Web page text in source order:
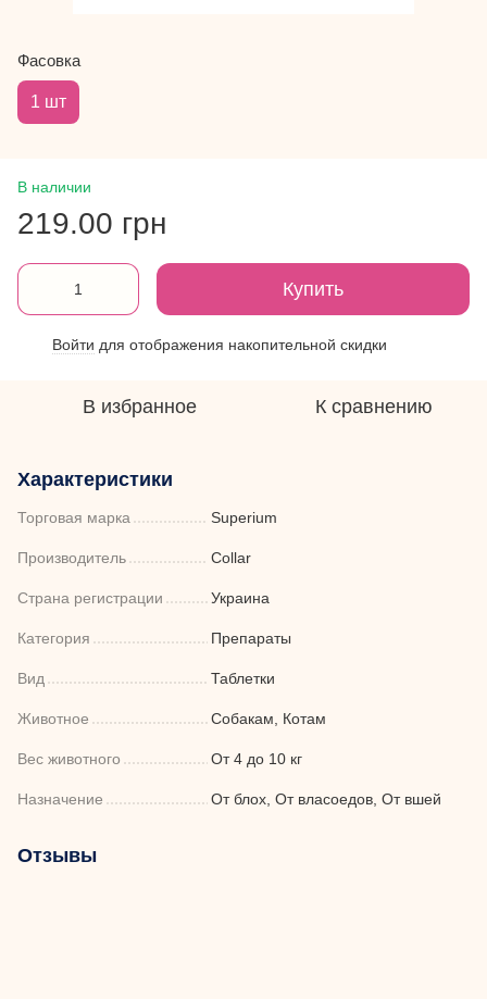
Фасовка
1 шт
В наличии
219.00 грн
Купить
Войти для отображения накопительной скидки
В избранное К сравнению
Характеристики
Торговая марка Superium
Производитель Collar
Страна регистрации Украина
Категория Препараты
Вид Таблетки
Животное Собакам, Котам
Вес животного От 4 до 10 кг
Назначение От блох, От власоедов, От вшей
Отзывы